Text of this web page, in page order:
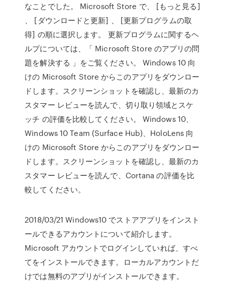
なことでした。 Microsoft Store で、 [もっと見る]
、 [ダウンロードと更新] 、 [更新プログラムの取
得] の順に選択します。 更新プログラムに関するヘ
ルプについては、「 Microsoft Store のアプリの問
題を解決する 」をご覧ください。 Windows 10 向
けの Microsoft Store からこのアプリをダウンロー
ドします。スクリーンショットを確認し、最新のカ
スタマー レビューを読んで、切り取り領域とスケ
ッチ の評価を比較してください。 Windows 10、
Windows 10 Team (Surface Hub)、HoloLens 向
けの Microsoft Store からこのアプリをダウンロー
ドします。スクリーンショットを確認し、最新のカ
スタマー レビューを読んで、Cortana の評価を比
較してください。
2018/03/21 Windows10 でストアアプリをインスト
ールできるアカウントについて紹介します。
Microsoft アカウントでログインしていれば、すべ
てをインストールできます。ローカルアカウントだ
けでは無料のアプリがインストールできます。